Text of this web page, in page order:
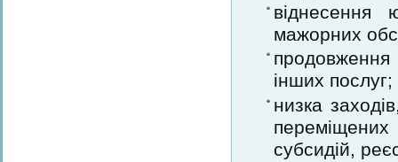
мажорних
продовження
інших послуг;
низка
субсидій,